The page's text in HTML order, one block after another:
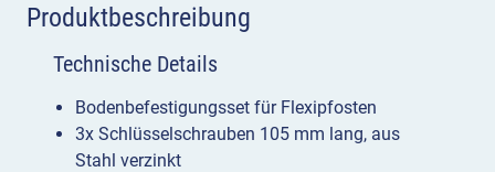
Produktbeschreibung
Technische Details
Bodenbefestigungsset für Flexipfosten
3x Schlüsselschrauben 105 mm lang, aus
Stahl verzinkt